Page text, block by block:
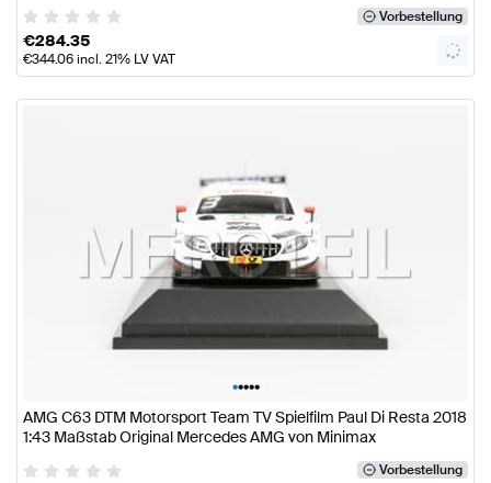
Vorbestellung
€284.35
€344.06incl. 21% LV VAT
•••••
AMG C63 DTM Motorsport Team TV Spielfilm Paul Di Resta 2018
1:43 Maßstab Original Mercedes AMG von Minimax
Vorbestellung